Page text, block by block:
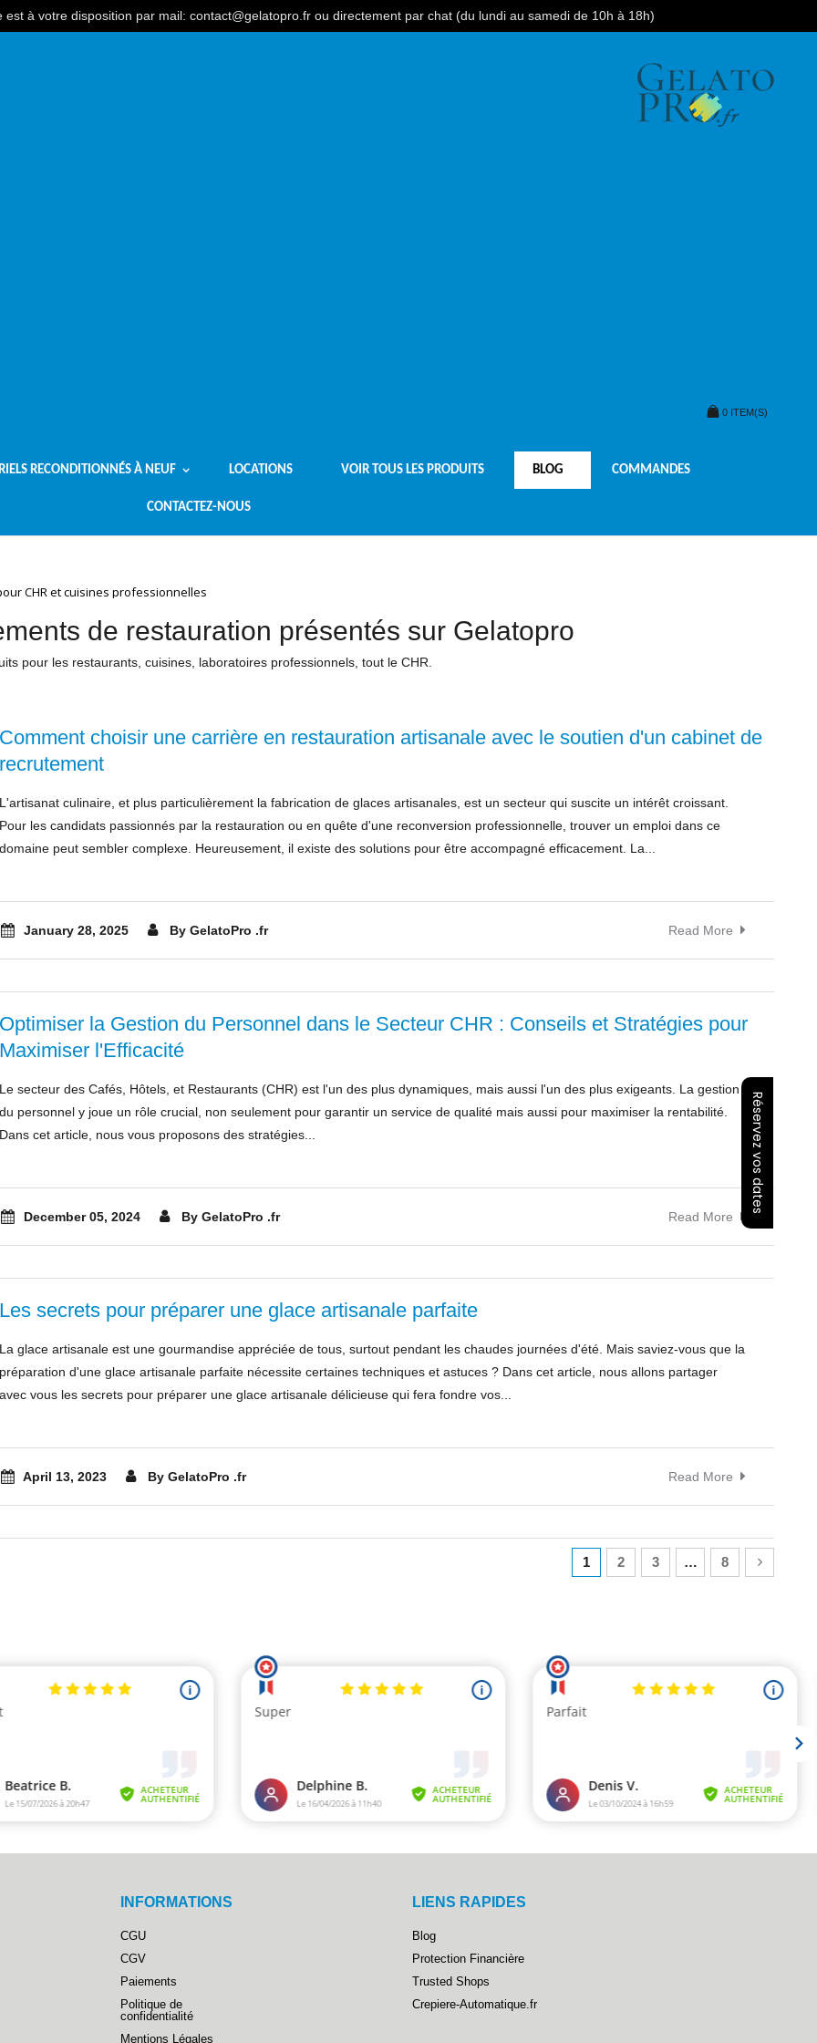
à votre disposition par mail: contact@gelatopro.fr ou directement par chat (du lundi au samedi de 10h à 18h)
0 ITEM(S)
RECONDITIONNÉS À NEUF LOCATIONS VOIR TOUS LES PRODUITS BLOG COMMANDES
CONTACTEZ-NOUS
CHR et cuisines professionnelles
de restauration présentés sur Gelatopro
pour les restaurants, cuisines, laboratoires professionnels, tout le CHR.
Comment choisir une carrière en restauration artisanale avec le soutien d'un cabinet de
recrutement
L'artisanat culinaire, et plus particulièrement la fabrication de glaces artisanales, est un secteur qui suscite un intérêt croissant.
Pour les candidats passionnés par la restauration ou en quête d'une reconversion professionnelle, trouver un emploi dans ce
domaine peut sembler complexe. Heureusement, il existe des solutions pour être accompagné efficacement. La...
January 28, 2025 By GelatoPro .fr Read More
Optimiser la Gestion du Personnel dans le Secteur CHR : Conseils et Stratégies pour
Maximiser l'Efficacité
Le secteur des Cafés, Hôtels, et Restaurants (CHR) est l'un des plus dynamiques, mais aussi l'un des plus exigeants. La gestion
du personnel y joue un rôle crucial, non seulement pour garantir un service de qualité mais aussi pour maximiser la rentabilité.
Dans cet article, nous vous proposons des stratégies...
December 05, 2024 By GelatoPro .fr Read More
Les secrets pour préparer une glace artisanale parfaite
La glace artisanale est une gourmandise appréciée de tous, surtout pendant les chaudes journées d'été. Mais saviez-vous que la
préparation d'une glace artisanale parfaite nécessite certaines techniques et astuces ? Dans cet article, nous allons partager
avec vous les secrets pour préparer une glace artisanale délicieuse qui fera fondre vos...
April 13, 2023 By GelatoPro .fr Read More
1 2 3 … 8
INFORMATIONS
CGU
CGV
Paiements
Politique de
confidentialité
Mentions Légales
LIENS RAPIDES
Blog
Protection Financière
Trusted Shops
Crepiere-Automatique.fr
Réservez vos dates